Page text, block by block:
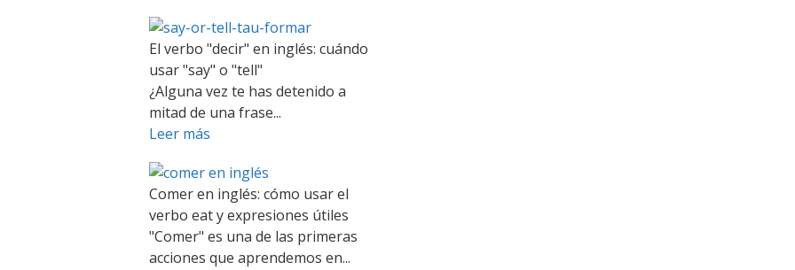
El verbo "decir" en inglés: cuándo
usar "say" o "tell"
¿Alguna vez te has detenido a
mitad de una frase...
Leer más
Comer en inglés: cómo usar el
verbo eat y expresiones útiles
"Comer" es una de las primeras
acciones que aprendemos en...